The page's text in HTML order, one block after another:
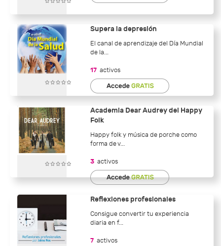
Supera la depresión
El canal de aprendizaje del Día Mundial
de la...
17 activos
Academia Dear Audrey del Happy
Folk
Happy folk y música de porche como
forma de v...
3 activos
Reflexiones profesionales
Consigue convertir tu experiencia
diaria en f...
7 activos